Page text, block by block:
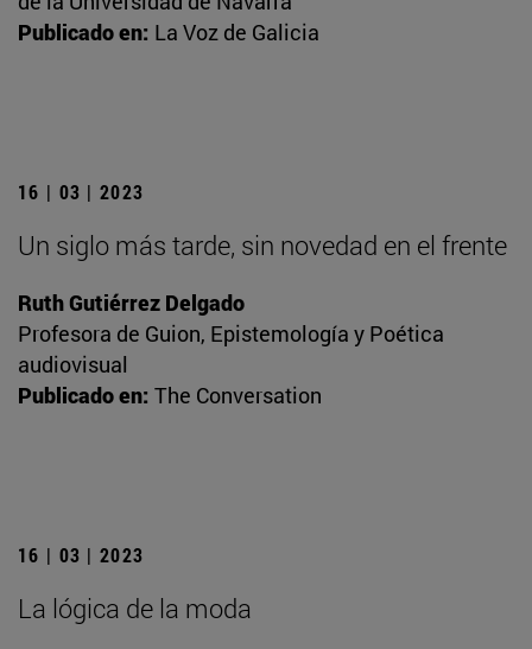
Publicado en: La Voz de Galicia
16 | 03 | 2023
Un siglo más tarde, sin novedad en el frente
Ruth Gutiérrez Delgado
Profesora de Guion, Epistemología y Poética
audiovisual
Publicado en: The Conversation
16 | 03 | 2023
La lógica de la moda